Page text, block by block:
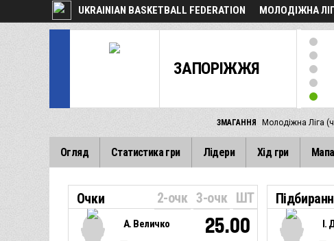
UKRAINIAN BASKETBALL FEDERATION МОЛОДІЖНА
ЗАПОРІЖЖЯ
ЗМАГАННЯ Молодіжна Ліга
Огляд Статистика гри Лідери Хід гри
Очки 2-очк 3-очк ШТ
А. Величко 25.00 І.